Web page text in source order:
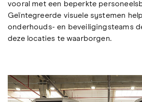
vooral met een beperkte
Geïntegreerde visuele systemen
onderhouds- en beveiligingsteams
deze locaties te waarborgen.